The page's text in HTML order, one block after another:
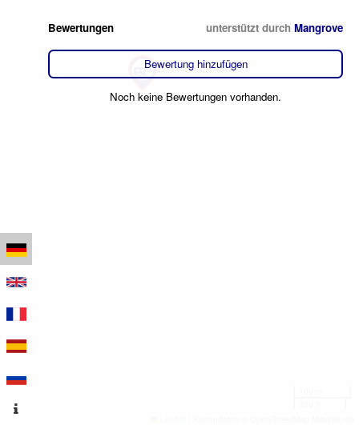
Bewertungen unterstützt durch Mangrove
Bewertung hinzufügen
Noch keine Bewertungen vorhanden.